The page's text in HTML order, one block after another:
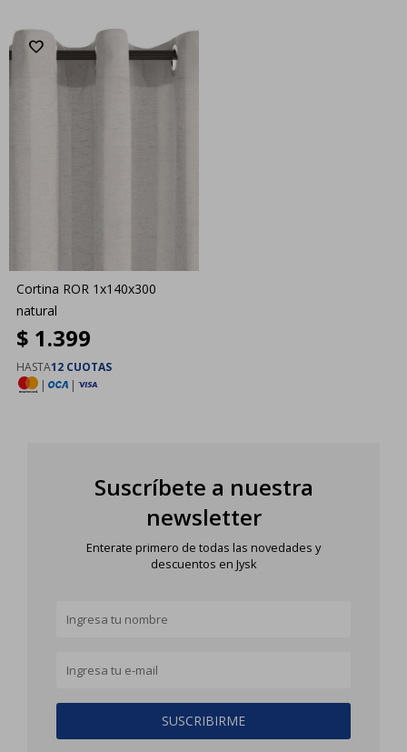
Cortina ROR 1x140x300
natural
$ 1.399
HASTA12 CUOTAS
|
|
Suscríbete a nuestra
newsletter
Enterate primero de todas las novedades y
descuentos en Jysk
SUSCRIBIRME